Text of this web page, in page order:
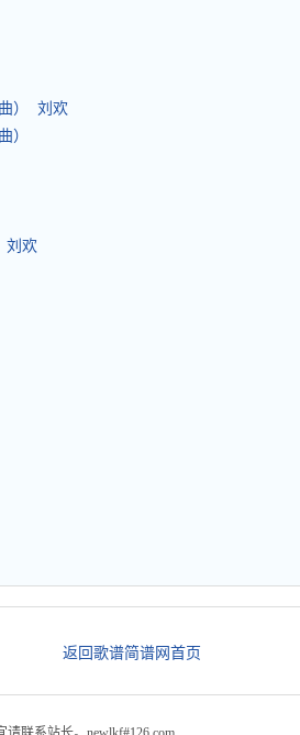
） 刘欢
）
刘欢
返回歌谱简谱网首页